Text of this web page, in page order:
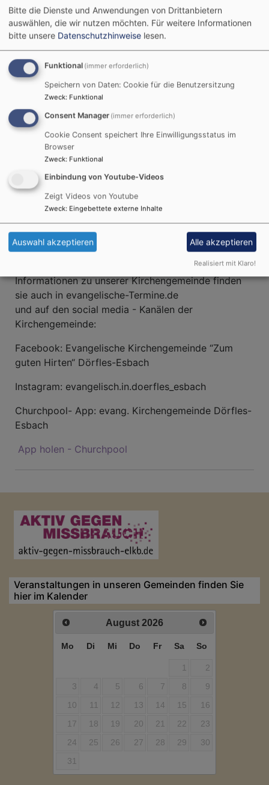
Sekretärin Elke Siegel
Im Büro sitzt Elke Siegel, welche in vielen Fragen die
erste Ansprechpartnerin rund um die Gemeinde ist,
sie bearbeitet oder entsprechend weiterleitet.
Sie können sich auch direkt an unsere Pfarrerin
Pfarrerin Gabriele Töpfer, Tel.: 09561/2310728 E-
gabriele.toepfer@elkb.de
Informationen zu unserer Kirchengemeinde finden
sie auch in evangelische-Termine.de
und auf den social media - Kanälen der
Kirchengemeinde:
Facebook: Evangelische Kirchengemeinde “Zum
guten Hirten“ Dörfles-Esbach
Instagram: evangelisch.in.doerfles_esbach
Churchpool- App: evang. Kirchengemeinde Dörfles-
Esbach
App holen - Churchpool
Veranstaltungen in unseren Gemeinden finden Sie
hier im Kalender
August 2026
Mo Di Mi Do Fr Sa So
1
2
3
4 5 6 7 8
9
10
11 12 13 14 15
16
17
18 19 20 21 22
23
24
25 26 27 28 29
30
31
Bitte die Dienste und Anwendungen von Drittanbietern
auswählen, die wir nutzen möchten. Für weitere Informationen
bitte unsere Datenschutzhinweise lesen.
Funktional (immer erforderlich)
Speichern von Daten: Cookie für die Benutzersitzung
Zweck: Funktional
Consent Manager (immer erforderlich)
Cookie Consent speichert Ihre Einwilligungsstatus im
Browser
Zweck: Funktional
Einbindung von Youtube-Videos
Zeigt Videos von Youtube
Zweck: Eingebettete externe Inhalte
Auswahl akzeptieren Alle akzeptieren
Realisiert mit Klaro!